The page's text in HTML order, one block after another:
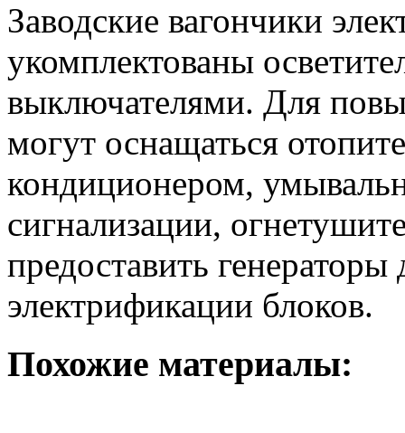
Заводские вагончики
укомплектованы
выключателями. Для
могут оснащаться
кондиционером,
сигнализации,
предоставить
электрификации блоков.
Похожие материалы: